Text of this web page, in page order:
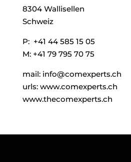
8304 Wallisellen
Schweiz
P: +41 44 585 15 05
M: +41 79 795 70 75
mail: info@comexperts.ch
urls: www.comexperts.ch
www.thecomexperts.ch